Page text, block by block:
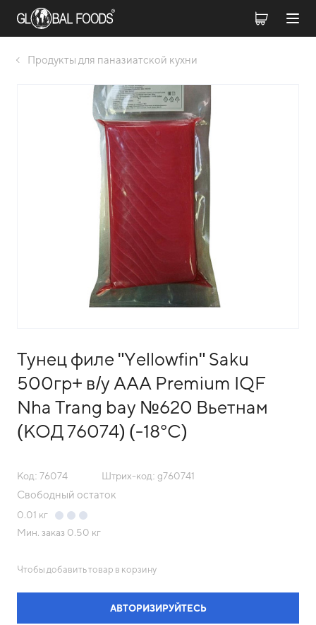
Продукты для паназиатской кухни
Тунец филе "Yellowfin" Saku
500гр+ в/у AAA Premium IQF
Nha Trang bay №620 Вьетнам
(КОД 76074) (-18°С)
Код: 76074 Штрих-код: g760741
Свободный остаток
0.01 кг
Мин. заказ 0.50 кг
Чтобы добавить товар в корзину
АВТОРИЗИРУЙТЕСЬ